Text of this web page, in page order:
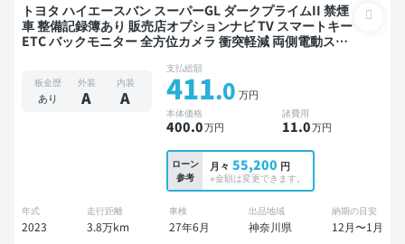
トヨタ ハイエースバン スーパーGL ダークプライムII 禁煙
車 整備記録簿あり 販売店オプションナビ TV スマートキー
ETC バックモニター 全方位カメラ 衝突軽減 両側電動スラ
板金歴
あり
外装
A
内装
A
支払総額
411.0 万円
本体価格
400.0万円
諸費用
11.0万円
ローン
参考
月々 55,200 円
※金額は変更できます。
年式
2023
走行距離
3.8万km
車検
27年6月
出品地域
神奈川県
納期の目安
12月〜1月